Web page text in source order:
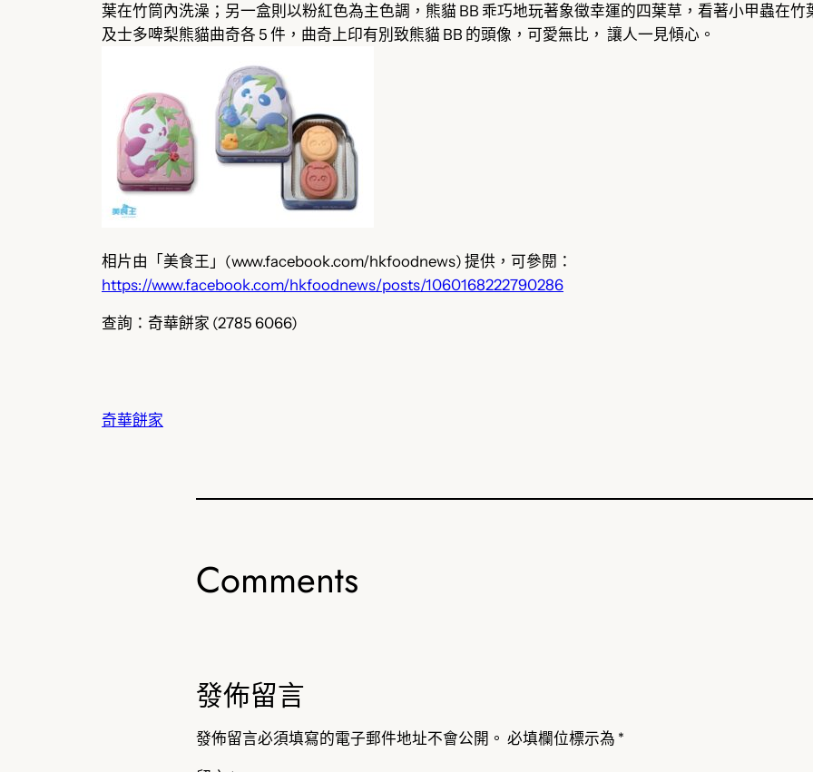
葉在竹筒內洗澡；另一盒則以粉紅色為主色調，熊貓 BB 乖巧地玩著象徵幸運的四葉草，看著小甲蟲在
及士多啤梨熊貓曲奇各 5 件，曲奇上印有別致熊貓 BB 的頭像，可愛無比， 讓人一見傾心。
相片由「美食王」(www.facebook.com/hkfoodnews) 提供，可參閱：
https://www.facebook.com/hkfoodnews/posts/1060168222790286
查詢：奇華餅家 (2785 6066)
奇華餅家
Comments
發佈留言
發佈留言必須填寫的電子郵件地址不會公開。 必填欄位標示為 *